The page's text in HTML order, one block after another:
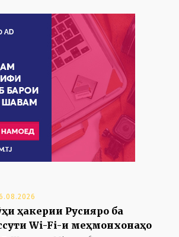
ҳакерии Русияро ба
Wi-Fi-и меҳмонхонаҳо